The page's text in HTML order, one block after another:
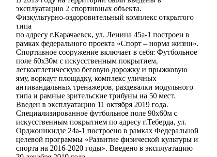
эксплуатацию 2 спортивных объекта.
Физкультурно-оздоровительный комплекс открытого
типа
по адресу г.Карачаевск, ул. Ленина 45а-1 построен в
рамках федерального проекта «Спорт – норма жизни».
Спортивное сооружение включает в себя: Футбольное
поле 60х30м с искусственным покрытием,
легкоатлетическую беговую дорожку и прыжковую
яму, воркаут площадку, комплекс уличных
антивандальных тренажеров, раздевалки модульного
типа и рамные зрительские трибуны на 50 мест.
Введен в эксплуатацию 11 октября 2019 года.
Специализированное футбольное поле 90х60м с
искусственным покрытием по адресу г.Теберда, ул.
Орджоникидзе 24а-1 построено в рамках Федеральной
целевой программы «Развитие физической культуры и
спорта на 2016-2020 годы». Введено в эксплуатацию